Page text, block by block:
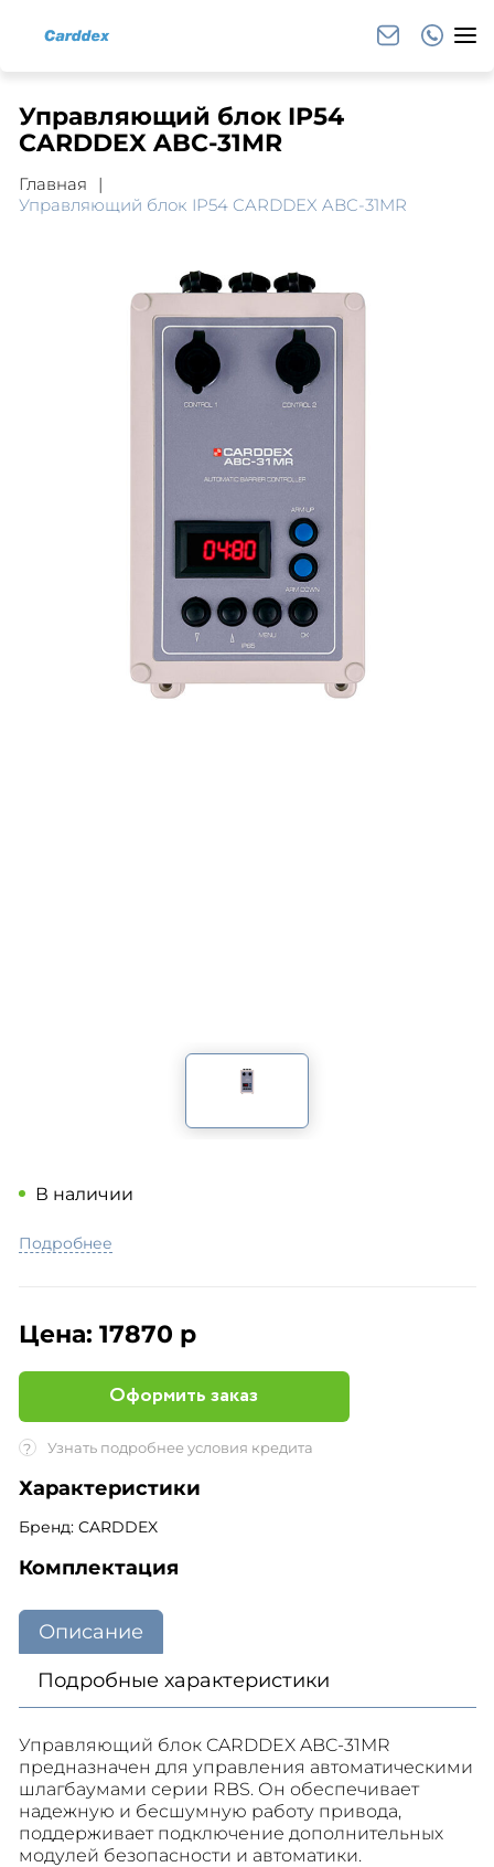
Управляющий блок IP54
CARDDEX ABC-31MR
Главная
Управляющий блок IP54 CARDDEX ABC-31MR
В наличии
Подробнее
Цена: 17870 р
Оформить заказ
? Узнать подробнее условия кредита
Характеристики
Бренд: CARDDEX
Комплектация
Описание
Подробные характеристики
Управляющий блок CARDDEX ABC-31MR
предназначен для управления автоматическими
шлагбаумами серии RBS. Он обеспечивает
надежную и бесшумную работу привода,
поддерживает подключение дополнительных
модулей безопасности и автоматики.